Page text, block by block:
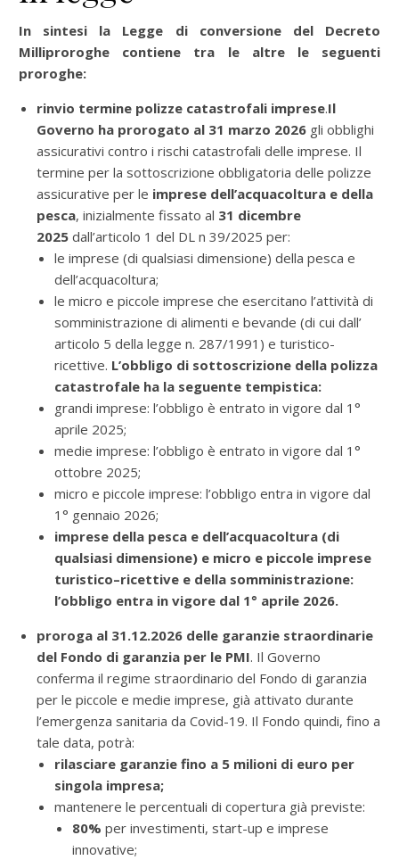
In sintesi la Legge di conversione del Decreto
Milliproroghe contiene tra le altre le seguenti
proroghe:
rinvio termine polizze catastrofali imprese.Il
Governo ha prorogato al 31 marzo 2026 gli obblighi
assicurativi contro i rischi catastrofali delle imprese. Il
termine per la sottoscrizione obbligatoria delle polizze
assicurative per le imprese dell’acquacoltura e della
pesca, inizialmente fissato al 31 dicembre
2025 dall’articolo 1 del DL n 39/2025 per:
le imprese (di qualsiasi dimensione) della pesca e
dell’acquacoltura;
le micro e piccole imprese che esercitano l’attività di
somministrazione di alimenti e bevande (di cui dall’
articolo 5 della legge n. 287/1991) e turistico-
ricettive. L’obbligo di sottoscrizione della polizza
catastrofale ha la seguente tempistica:
grandi imprese: l’obbligo è entrato in vigore dal 1°
aprile 2025;
medie imprese: l’obbligo è entrato in vigore dal 1°
ottobre 2025;
micro e piccole imprese: l’obbligo entra in vigore dal
1° gennaio 2026;
imprese della pesca e dell’acquacoltura (di
qualsiasi dimensione) e micro e piccole imprese
turistico–ricettive e della somministrazione:
l’obbligo entra in vigore dal 1° aprile 2026.
proroga al 31.12.2026 delle garanzie straordinarie
del Fondo di garanzia per le PMI. Il Governo
conferma il regime straordinario del Fondo di garanzia
per le piccole e medie imprese, già attivato durante
l’emergenza sanitaria da Covid-19. Il Fondo quindi, fino a
tale data, potrà:
rilasciare garanzie fino a 5 milioni di euro per
singola impresa;
mantenere le percentuali di copertura già previste:
80% per investimenti, start-up e imprese
innovative;